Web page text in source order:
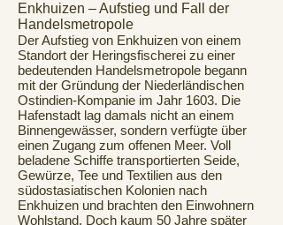
Enkhuizen – Aufstieg und Fall der
Handelsmetropole
Der Aufstieg von Enkhuizen von einem
Standort der Heringsfischerei zu einer
bedeutenden Handelsmetropole begann
mit der Gründung der Niederländischen
Ostindien-Kompanie im Jahr 1603. Die
Hafenstadt lag damals nicht an einem
Binnengewässer, sondern verfügte über
einen Zugang zum offenen Meer. Voll
beladene Schiffe transportierten Seide,
Gewürze, Tee und Textilien aus den
südostasiatischen Kolonien nach
Enkhuizen und brachten den Einwohnern
Wohlstand. Doch kaum 50 Jahre später